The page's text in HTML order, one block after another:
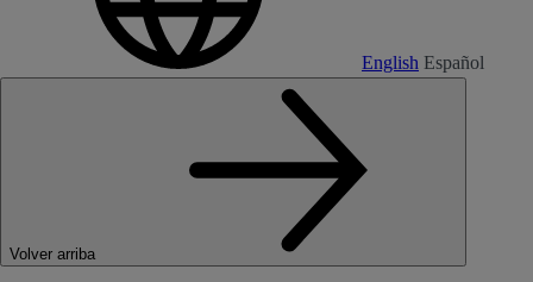
English Español
Volver arriba